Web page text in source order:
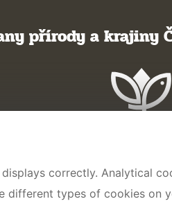
přírody a krajiny
correctly. Analytical
different types of cookies on